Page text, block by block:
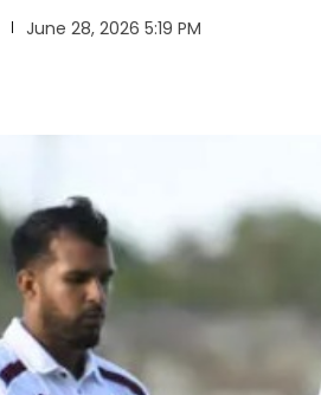
June 28, 2026 5:19 PM